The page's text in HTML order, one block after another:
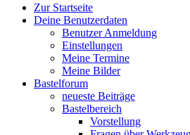
Zur Startseite
Deine Benutzerdaten
Benutzer Anmeldung
Einstellungen
Meine Termine
Meine Bilder
Bastelforum
neueste Beiträge
Bastelbereich
Vorstellung